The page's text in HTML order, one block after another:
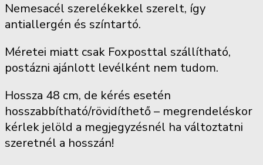
Nemesacél szerelékekkel szerelt, így
antiallergén és színtartó.
Méretei miatt csak Foxposttal szállítható,
postázni ajánlott levélként nem tudom.
Hossza 48 cm, de kérés esetén
hosszabbítható/rövidíthető – megrendeléskor
kérlek jelöld a megjegyzésnél ha változtatni
szeretnél a hosszán!